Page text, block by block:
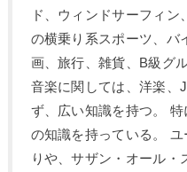
ド、ウィンドサーフィ
の横乗り系スポーツ、バ
画、旅行、雑貨、B級グ
音楽に関しては、洋楽、
ず、広い知識を持つ。
の知識を持っている。
りや、サザン・オール・